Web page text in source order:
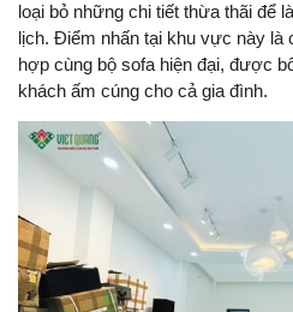
loại bỏ những chi tiết thừa thãi để
lịch. Điểm nhấn tại khu vực này là
hợp cùng bộ sofa hiện đại, được
khách ấm cúng cho cả gia đình.